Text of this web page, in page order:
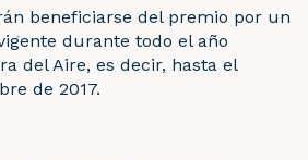
beneficiarse del premio por un
durante todo el año
del Aire, es decir, hasta el
de 2017.